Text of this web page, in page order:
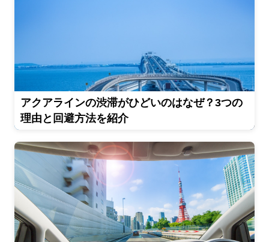
アクアラインの渋滞がひどいのはなぜ？3つの
理由と回避方法を紹介